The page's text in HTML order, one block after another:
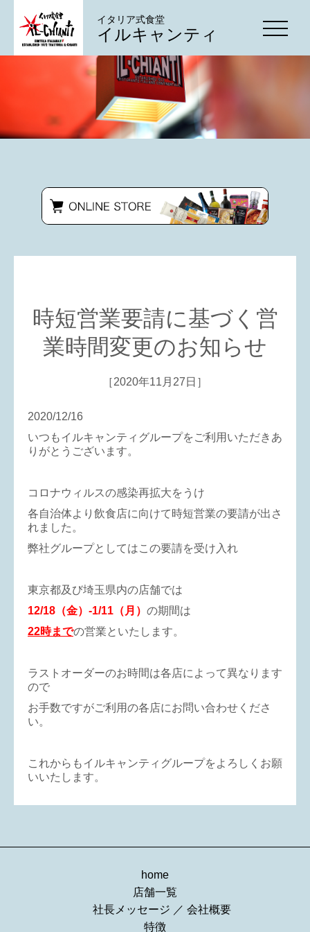
イタリア式食堂
イルキャンティ
時短営業要請に基づく営
業時間変更のお知らせ
［2020年11月27日］
2020/12/16
いつもイルキャンティグループをご利用いただきあ
りがとうございます。
コロナウィルスの感染再拡大をうけ
各自治体より飲食店に向けて時短営業の要請が出さ
れました。
弊社グループとしてはこの要請を受け入れ
東京都及び埼玉県内の店舗では
12/18（金）-1/11（月） の期間は
22時までの営業といたします。
ラストオーダーのお時間は各店によって異なります
ので
お手数ですがご利用の各店にお問い合わせくださ
い。
これからもイルキャンティグループをよろしくお願
いいたします。
home
店舗一覧
社長メッセージ ／ 会社概要
特徴